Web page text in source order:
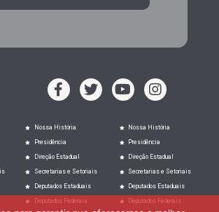
Nossa História
Presidência
Direção Estadual
Secretarias e Setoriais
Deputados Estaduais
Deputados Federais
Nossa História
Presidência
Direção Estadual
Secretarias e Setoriais
Deputados Estaduais
Deputados Federais